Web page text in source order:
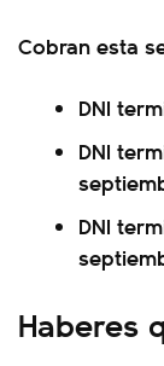
Cobran esta
DNI
DNI
DNI
Haberes